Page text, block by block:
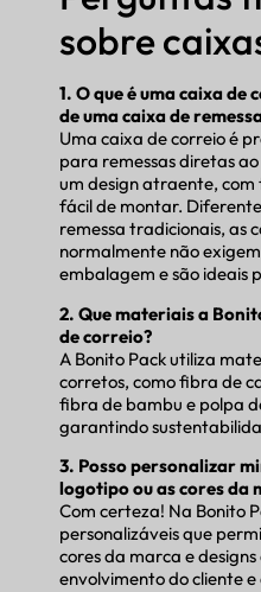
sobre
1. O que é uma caixa
de uma caixa de
Uma caixa de correio é
para remessas diretas
um design atraente,
fácil de montar.
remessa tradicionais, as
normalmente não
embalagem e são ideais
2. Que materiais a
de correio?
A Bonito Pack utiliza
corretos, como fibra de
fibra de bambu e polpa
garantindo
3. Posso personalizar
logotipo ou as cores da
Com certeza! Na Bonito
personalizáveis que
cores da marca e
envolvimento do cliente